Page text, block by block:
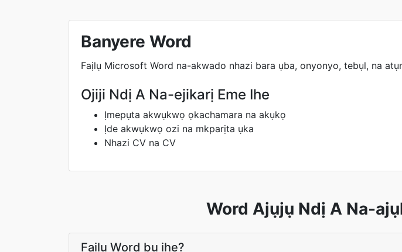
Banyere Word
Faịlụ Microsoft Word na-akwado nhazi bara ụba, onyonyo, tebụl, na
Ojiji Ndị A Na-ejikarị Eme Ihe
Ịmepụta akwụkwọ ọkachamara na akụkọ
Ịde akwụkwọ ozi na mkparịta ụka
Nhazi CV na CV
Word Ajụjụ Ndị A Na-
Faịlụ Word bụ ihe?